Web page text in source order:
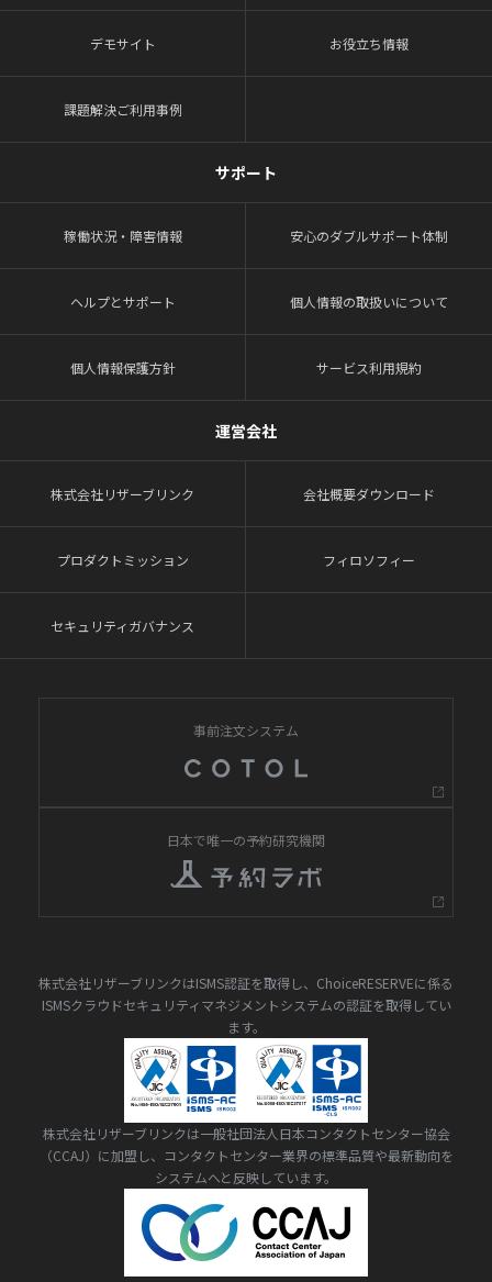
デモサイト お役立ち情報
課題解決ご利用事例
サポート
稼働状況・障害情報 安心のダブルサポート体制
ヘルプとサポート 個人情報の取扱いについて
個人情報保護方針 サービス利用規約
運営会社
株式会社リザーブリンク 会社概要ダウンロード
プロダクトミッション フィロソフィー
セキュリティガバナンス
事前注文システム
日本で唯一の予約研究機関
株式会社リザーブリンクはISMS認証を取得し、ChoiceRESERVEに係る
ISMSクラウドセキュリティマネジメントシステムの認証を取得してい
ます。
株式会社リザーブリンクは一般社団法人日本コンタクトセンター協会
（CCAJ）に加盟し、コンタクトセンター業界の標準品質や最新動向を
システムへと反映しています。